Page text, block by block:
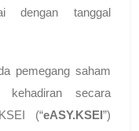
dengan tanggal
pemegang saham
kehadiran secara
(“eASY.KSEI ”)